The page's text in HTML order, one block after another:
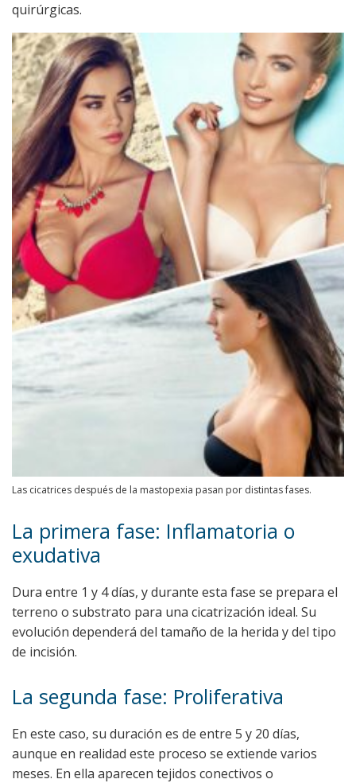
quirúrgicas.
Las cicatrices después de la mastopexia pasan por distintas fases.
La primera fase: Inflamatoria o
exudativa
Dura entre 1 y 4 días, y durante esta fase se prepara el
terreno o substrato para una cicatrización ideal. Su
evolución dependerá del tamaño de la herida y del tipo
de incisión.
La segunda fase: Proliferativa
En este caso, su duración es de entre 5 y 20 días,
aunque en realidad este proceso se extiende varios
meses. En ella aparecen tejidos conectivos o